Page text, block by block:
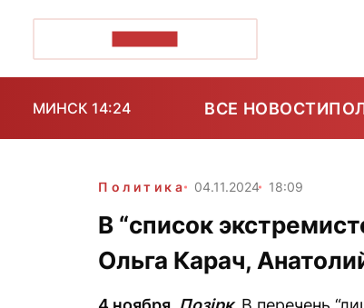
МИНСК 14:24 ВСЕ НОВОСТИ
Политика 04.11.2024 18:09
В “список
Ольга Карач,